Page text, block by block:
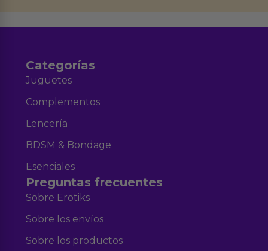
Categorías
Juguetes
Complementos
Lencería
BDSM & Bondage
Esenciales
Preguntas frecuentes
Sobre Erotiks
Sobre los envíos
Sobre los productos